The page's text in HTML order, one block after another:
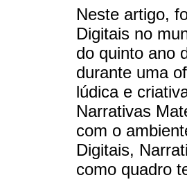
Neste artigo,
Digitais no
do quinto ano
durante uma
lúdica e
Narrativas
com o
Digitais,
como quadro